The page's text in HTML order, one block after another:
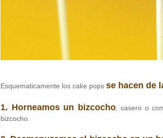
Esquematicamente los cake pops se hacen de
1. Horneamos un bizcocho, casero o
bizcocho.